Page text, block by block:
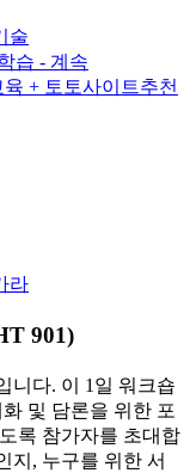
술
습 - 계속
+ 토토사이트추천
라
901)
니다. 이 1일 워크숍
및 담론을 위한 포
록 참가자를 초대합
지, 누구를 위한 서